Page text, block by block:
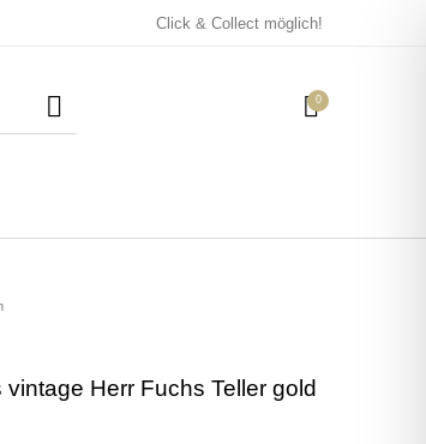
Click & Collect möglich!
0
Herr Fuchs Teller gold